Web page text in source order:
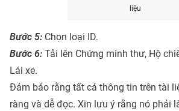
liệu
Bước 5: Chọn loại ID.
Bước 6: Tải lên Chứng minh thư, Hộ
Lái xe.
Đảm bảo rằng tất cả thông tin trên tài
ràng và dễ đọc. Xin lưu ý rằng nó phải